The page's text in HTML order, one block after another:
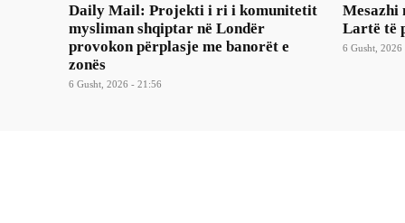
Daily Mail: Projekti i ri i komunitetit
mysliman shqiptar në Londër
provokon përplasje me banorët e
zonës
6 Gusht, 2026 - 21:56
Mesazhi
Lartë të
6 Gusht, 2026